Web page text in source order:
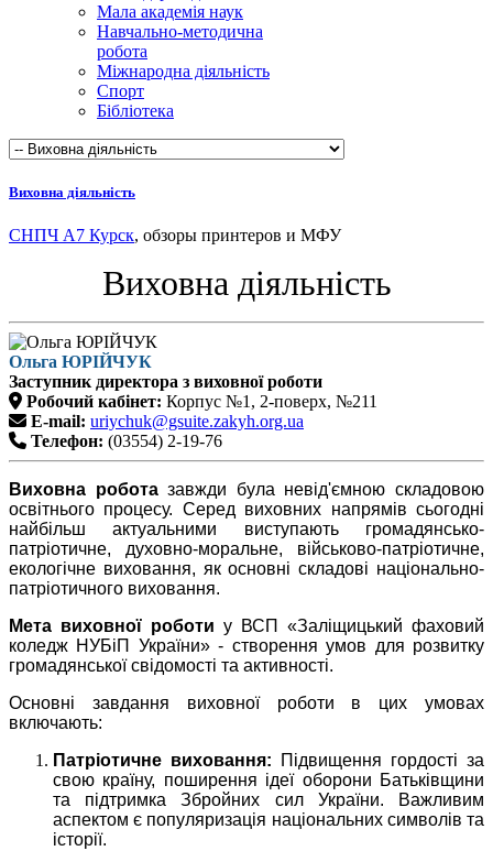
Мала академія наук
Навчально-методична
робота
Міжнародна діяльність
Спорт
Бібліотека
Виховна діяльність
СНПЧ А7 Курск, обзоры принтеров и МФУ
Виховна діяльність
Ольга ЮРІЙЧУК
Заступник директора з виховної роботи
Робочий кабінет: Корпус №1, 2-поверх, №211
E-mail: uriychuk@gsuite.zakyh.org.ua
Телефон: (03554) 2-19-76
Виховна роботазавжди була невід'ємною складовою
освітнього процесу. Серед виховних напрямів сьогодні
найбільш актуальними виступають громадянсько-
патріотичне, духовно-моральне, військово-патріотичне,
екологічне виховання, як основні складові національно-
патріотичного виховання.
Мета виховної роботи у ВСП «Заліщицький фаховий
коледж НУБіП України» - створення умов для розвитку
громадянської свідомості та активності.
Основні завдання виховної роботи в цих умовах
включають:
Патріотичне виховання: Підвищення гордості за
свою країну, поширення ідеї оборони Батьківщини
та підтримка Збройних сил України. Важливим
аспектом є популяризація національних символів та
історії.